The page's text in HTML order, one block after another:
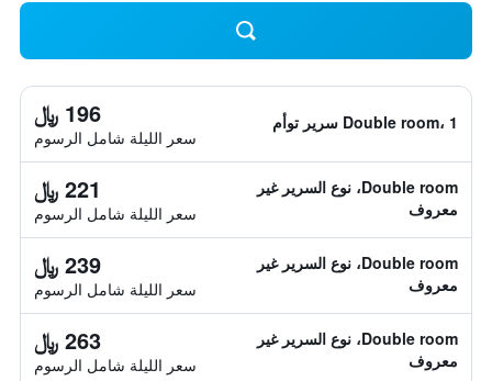
Double room، 1 سرير توأم 196 ﷼
سعر الليلة شامل الرسوم
Double room، نوع السرير غير
معروف
221 ﷼
سعر الليلة شامل الرسوم
Double room، نوع السرير غير
معروف
239 ﷼
سعر الليلة شامل الرسوم
Double room، نوع السرير غير
معروف
263 ﷼
سعر الليلة شامل الرسوم